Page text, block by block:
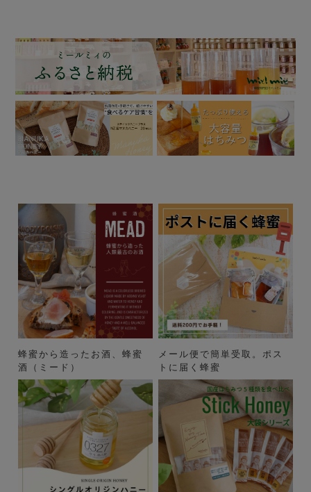
蜂蜜から造ったお酒、蜂蜜
酒（ミード）
メール便で簡単受取。ポス
トに届く蜂蜜